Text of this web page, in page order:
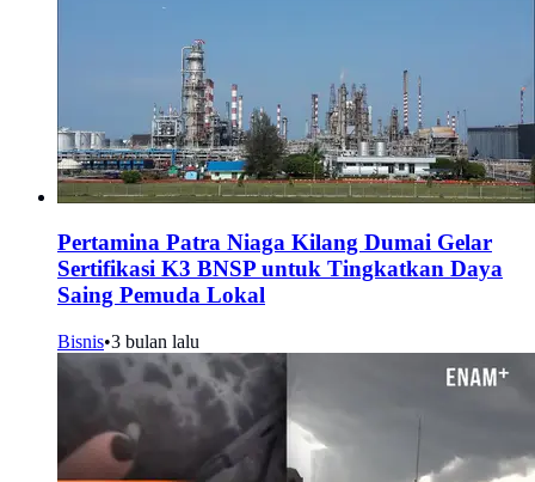
Pertamina Patra Niaga Kilang Dumai Gelar
Sertifikasi K3 BNSP untuk Tingkatkan Daya
Saing Pemuda Lokal
Bisnis•3 bulan lalu